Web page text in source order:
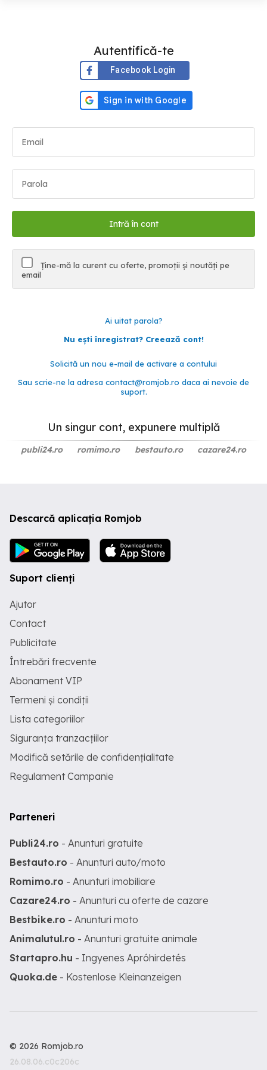
Autentifică-te
Facebook Login
Ține-mă la curent cu oferte, promoții și noutăți pe
email
Ai uitat parola?
Nu ești înregistrat? Creează cont!
Solicită un nou e-mail de activare a contului
Sau scrie-ne la adresa contact@romjob.ro daca ai nevoie de
suport.
Un singur cont, expunere multiplă
publi24.ro romimo.ro bestauto.ro cazare24.ro
Descarcă aplicația Romjob
Suport clienți
Ajutor
Contact
Publicitate
Întrebări frecvente
Abonament VIP
Termeni și condiții
Lista categoriilor
Siguranța tranzacțiilor
Modifică setările de confidențialitate
Regulament Campanie
Parteneri
Publi24.ro - Anunturi gratuite
Bestauto.ro - Anunturi auto/moto
Romimo.ro - Anunturi imobiliare
Cazare24.ro - Anunturi cu oferte de cazare
Bestbike.ro - Anunturi moto
Animalutul.ro - Anunturi gratuite animale
Startapro.hu - Ingyenes Apróhirdetés
Quoka.de - Kostenlose Kleinanzeigen
© 2026 Romjob.ro
26.08.06.c0c206c